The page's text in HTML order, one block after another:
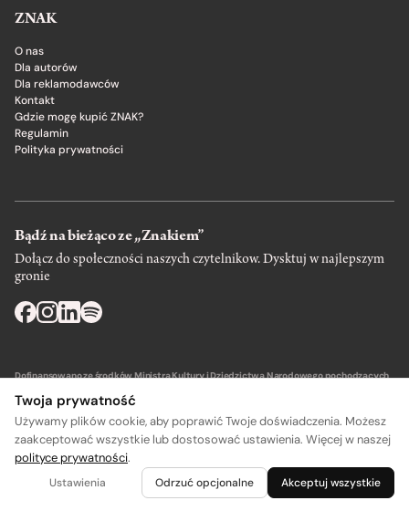
ZNAK
O nas
Dla autorów
Dla reklamodawców
Kontakt
Gdzie mogę kupić ZNAK?
Regulamin
Polityka prywatności
Bądź na bieżąco ze „Znakiem”
Dołącz do społeczności naszych czytelnikow. Dysktuj w najlepszym
gronie
Dofinansowano ze środków Ministra Kultury i Dziedzictwa Narodowego pochodzących
Wydawca: SIW Znak w Krakowie
Twoja prywatność
Używamy plików cookie, aby poprawić Twoje doświadczenia. Możesz
zaakceptować wszystkie lub dostosować ustawienia. Więcej w naszej
polityce prywatności.
Ustawienia Odrzuć opcjonalne Akceptuj wszystkie